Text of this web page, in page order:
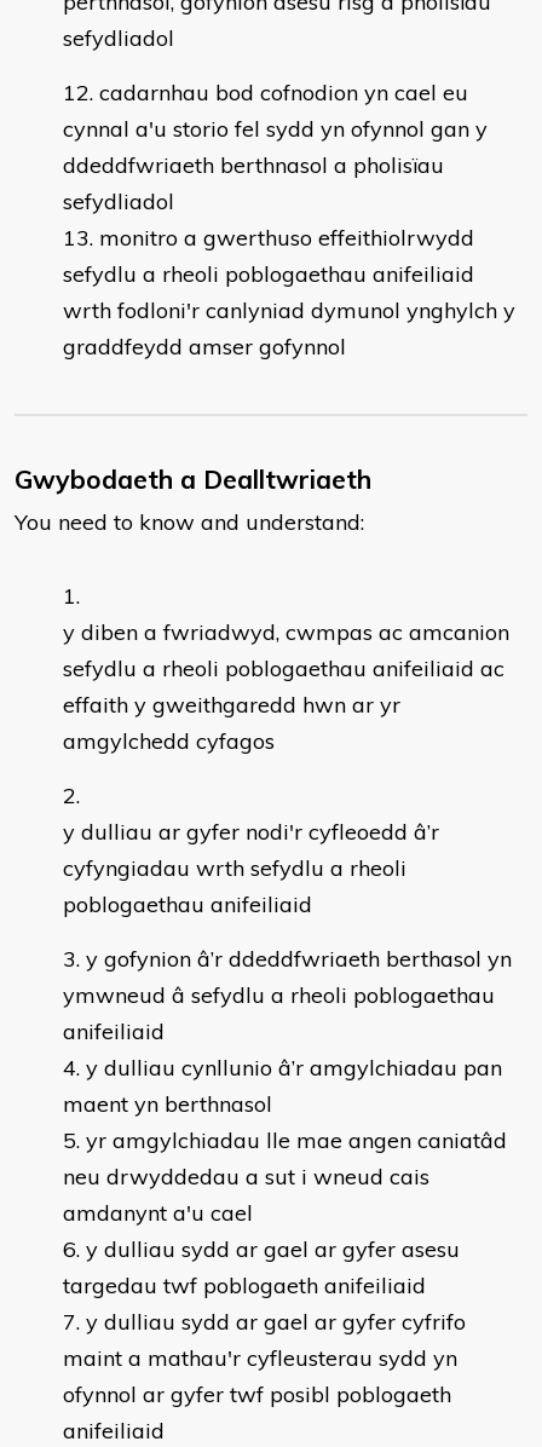
sefydliadol
cadarnhau bod cofnodion yn cael eu
cynnal a'u storio fel sydd yn ofynnol gan y
ddeddfwriaeth berthnasol a pholisïau
sefydliadol
monitro a gwerthuso effeithiolrwydd
sefydlu a rheoli poblogaethau anifeiliaid
wrth fodloni'r canlyniad dymunol ynghylch y
graddfeydd amser gofynnol
Gwybodaeth a Dealltwriaeth
You need to know and understand:
y diben a fwriadwyd, cwmpas ac amcanion
sefydlu a rheoli poblogaethau anifeiliaid ac
effaith y gweithgaredd hwn ar yr
amgylchedd cyfagos
y dulliau ar gyfer nodi'r cyfleoedd â’r
cyfyngiadau wrth sefydlu a rheoli
poblogaethau anifeiliaid
y gofynion â’r ddeddfwriaeth berthasol yn
ymwneud â sefydlu a rheoli poblogaethau
anifeiliaid
y dulliau cynllunio â’r amgylchiadau pan
maent yn berthnasol
yr amgylchiadau lle mae angen caniatâd
neu drwyddedau a sut i wneud cais
amdanynt a'u cael
y dulliau sydd ar gael ar gyfer asesu
targedau twf poblogaeth anifeiliaid
y dulliau sydd ar gael ar gyfer cyfrifo
maint a mathau'r cyfleusterau sydd yn
ofynnol ar gyfer twf posibl poblogaeth
anifeiliaid